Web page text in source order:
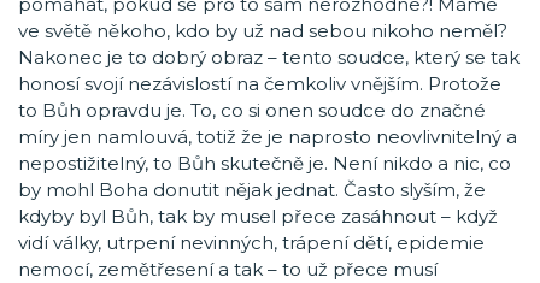
ve světě někoho, kdo by už nad sebou nikoho neměl?
Nakonec je to dobrý obraz – tento soudce, který se tak
honosí svojí nezávislostí na čemkoliv vnějším. Protože
to Bůh opravdu je. To, co si onen soudce do značné
míry jen namlouvá, totiž že je naprosto neovlivnitelný a
nepostižitelný, to Bůh skutečně je. Není nikdo a nic, co
by mohl Boha donutit nějak jednat. Často slyším, že
kdyby byl Bůh, tak by musel přece zasáhnout – když
vidí války, utrpení nevinných, trápení dětí, epidemie
nemocí, zemětřesení a tak – to už přece musí